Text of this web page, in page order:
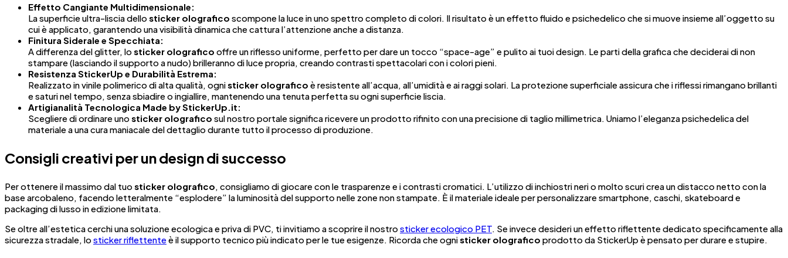
Effetto Cangiante Multidimensionale:
La superficie ultra-liscia dello sticker olografico scompone la luce in uno spettro completo di colori. Il risultato è un effetto fluido e psichedelico che si muove insieme all’oggetto su
cui è applicato, garantendo una visibilità dinamica che cattura l’attenzione anche a distanza.
Finitura Siderale e Specchiata:
A differenza del glitter, lo sticker olografico offre un riflesso uniforme, perfetto per dare un tocco “space-age” e pulito ai tuoi design. Le parti della grafica che deciderai di non
stampare (lasciando il supporto a nudo) brilleranno di luce propria, creando contrasti spettacolari con i colori pieni.
Resistenza StickerUp e Durabilità Estrema:
Realizzato in vinile polimerico di alta qualità, ognisticker olografico è resistente all’acqua, all’umidità e ai raggi solari. La protezione superficiale assicura che i riflessi rimangano brillanti
e saturi nel tempo, senza sbiadire o ingiallire, mantenendo una tenuta perfetta su ogni superficie liscia.
Artigianalità Tecnologica Made by StickerUp.it:
Scegliere di ordinare uno sticker olografico sul nostro portale significa ricevere un prodotto rifinito con una precisione di taglio millimetrica. Uniamo l’eleganza psichedelica del
materiale a una cura maniacale del dettaglio durante tutto il processo di produzione.
Consigli creativi per un design di successo
Per ottenere il massimo dal tuo sticker olografico, consigliamo di giocare con le trasparenze e i contrasti cromatici. L’utilizzo di inchiostri neri o molto scuri crea un distacco netto con la
base arcobaleno, facendo letteralmente “esplodere” la luminosità del supporto nelle zone non stampate. È il materiale ideale per personalizzare smartphone, caschi, skateboard e
packaging di lusso in edizione limitata.
Se oltre all’estetica cerchi una soluzione ecologica e priva di PVC, ti invitiamo a scoprire il nostro sticker ecologico PET. Se invece desideri un effetto riflettente dedicato specificamente alla
sicurezza stradale, lo sticker riflettenteè il supporto tecnico più indicato per le tue esigenze. Ricorda che ognisticker olografico prodotto da StickerUp è pensato per durare e stupire.